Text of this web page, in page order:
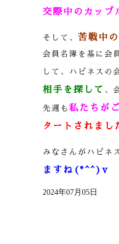
交際中のカッ
そして、 苦戦中
会員名簿を基に会
して、ハピネスの
相手を探して 、
先週も 私たちが
タートされま
みなさんがハピネ
ますね(*^^)v
2024年07月05日